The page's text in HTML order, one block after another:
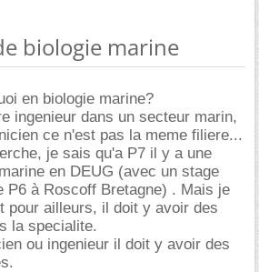
biologie marine
en biologie marine?
ingenieur dans un secteur marin,
ce n'est pas la meme filiere...
je sais qu'a P7 il y a une
en DEUG (avec un stage
P6 à Roscoff Bretagne) . Mais je
pour ailleurs, il doit y avoir des
la specialite.
ou ingenieur il doit y avoir des